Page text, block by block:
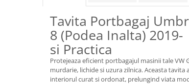
Accesorii Camioane
Lampi si Proiectoare Camion
Marcaje si Echipamente de
Accesorii Cabina Camion
Echipamente Electrice si
Tavita Portbagaj
8 (Podea Inalta)
si Practica
Protejeaza eficient portbagajul masinii tale VW
murdarie, lichide si uzura zilnica. Aceasta
interiorul curat si ordonat, prelungind viata